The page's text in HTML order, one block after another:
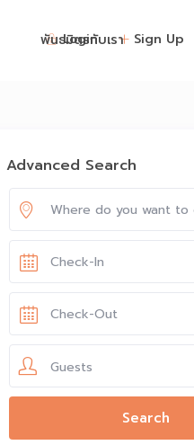
Login Sign Up
พันธมิตรกับเรา
Guests
Advanced Search
Where do you want to
Guests